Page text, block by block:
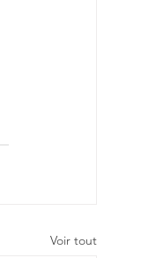
Voir tout